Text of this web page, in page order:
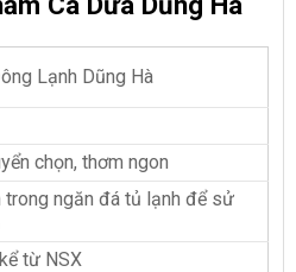
Lạnh Dũng Hà
chọn, thơm ngon
trong ngăn đá tủ lạnh để sử
từ NSX